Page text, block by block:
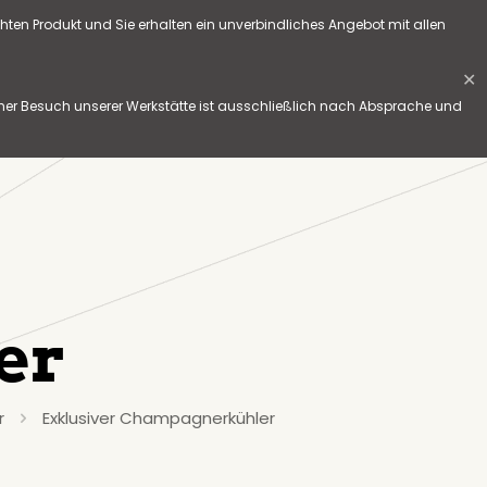
Produkt und Sie erhalten ein unverbindliches Angebot mit allen
Besuch unserer Werkstätte ist ausschließlich nach Absprache und
✕
Exklusiver Champagnerkühler